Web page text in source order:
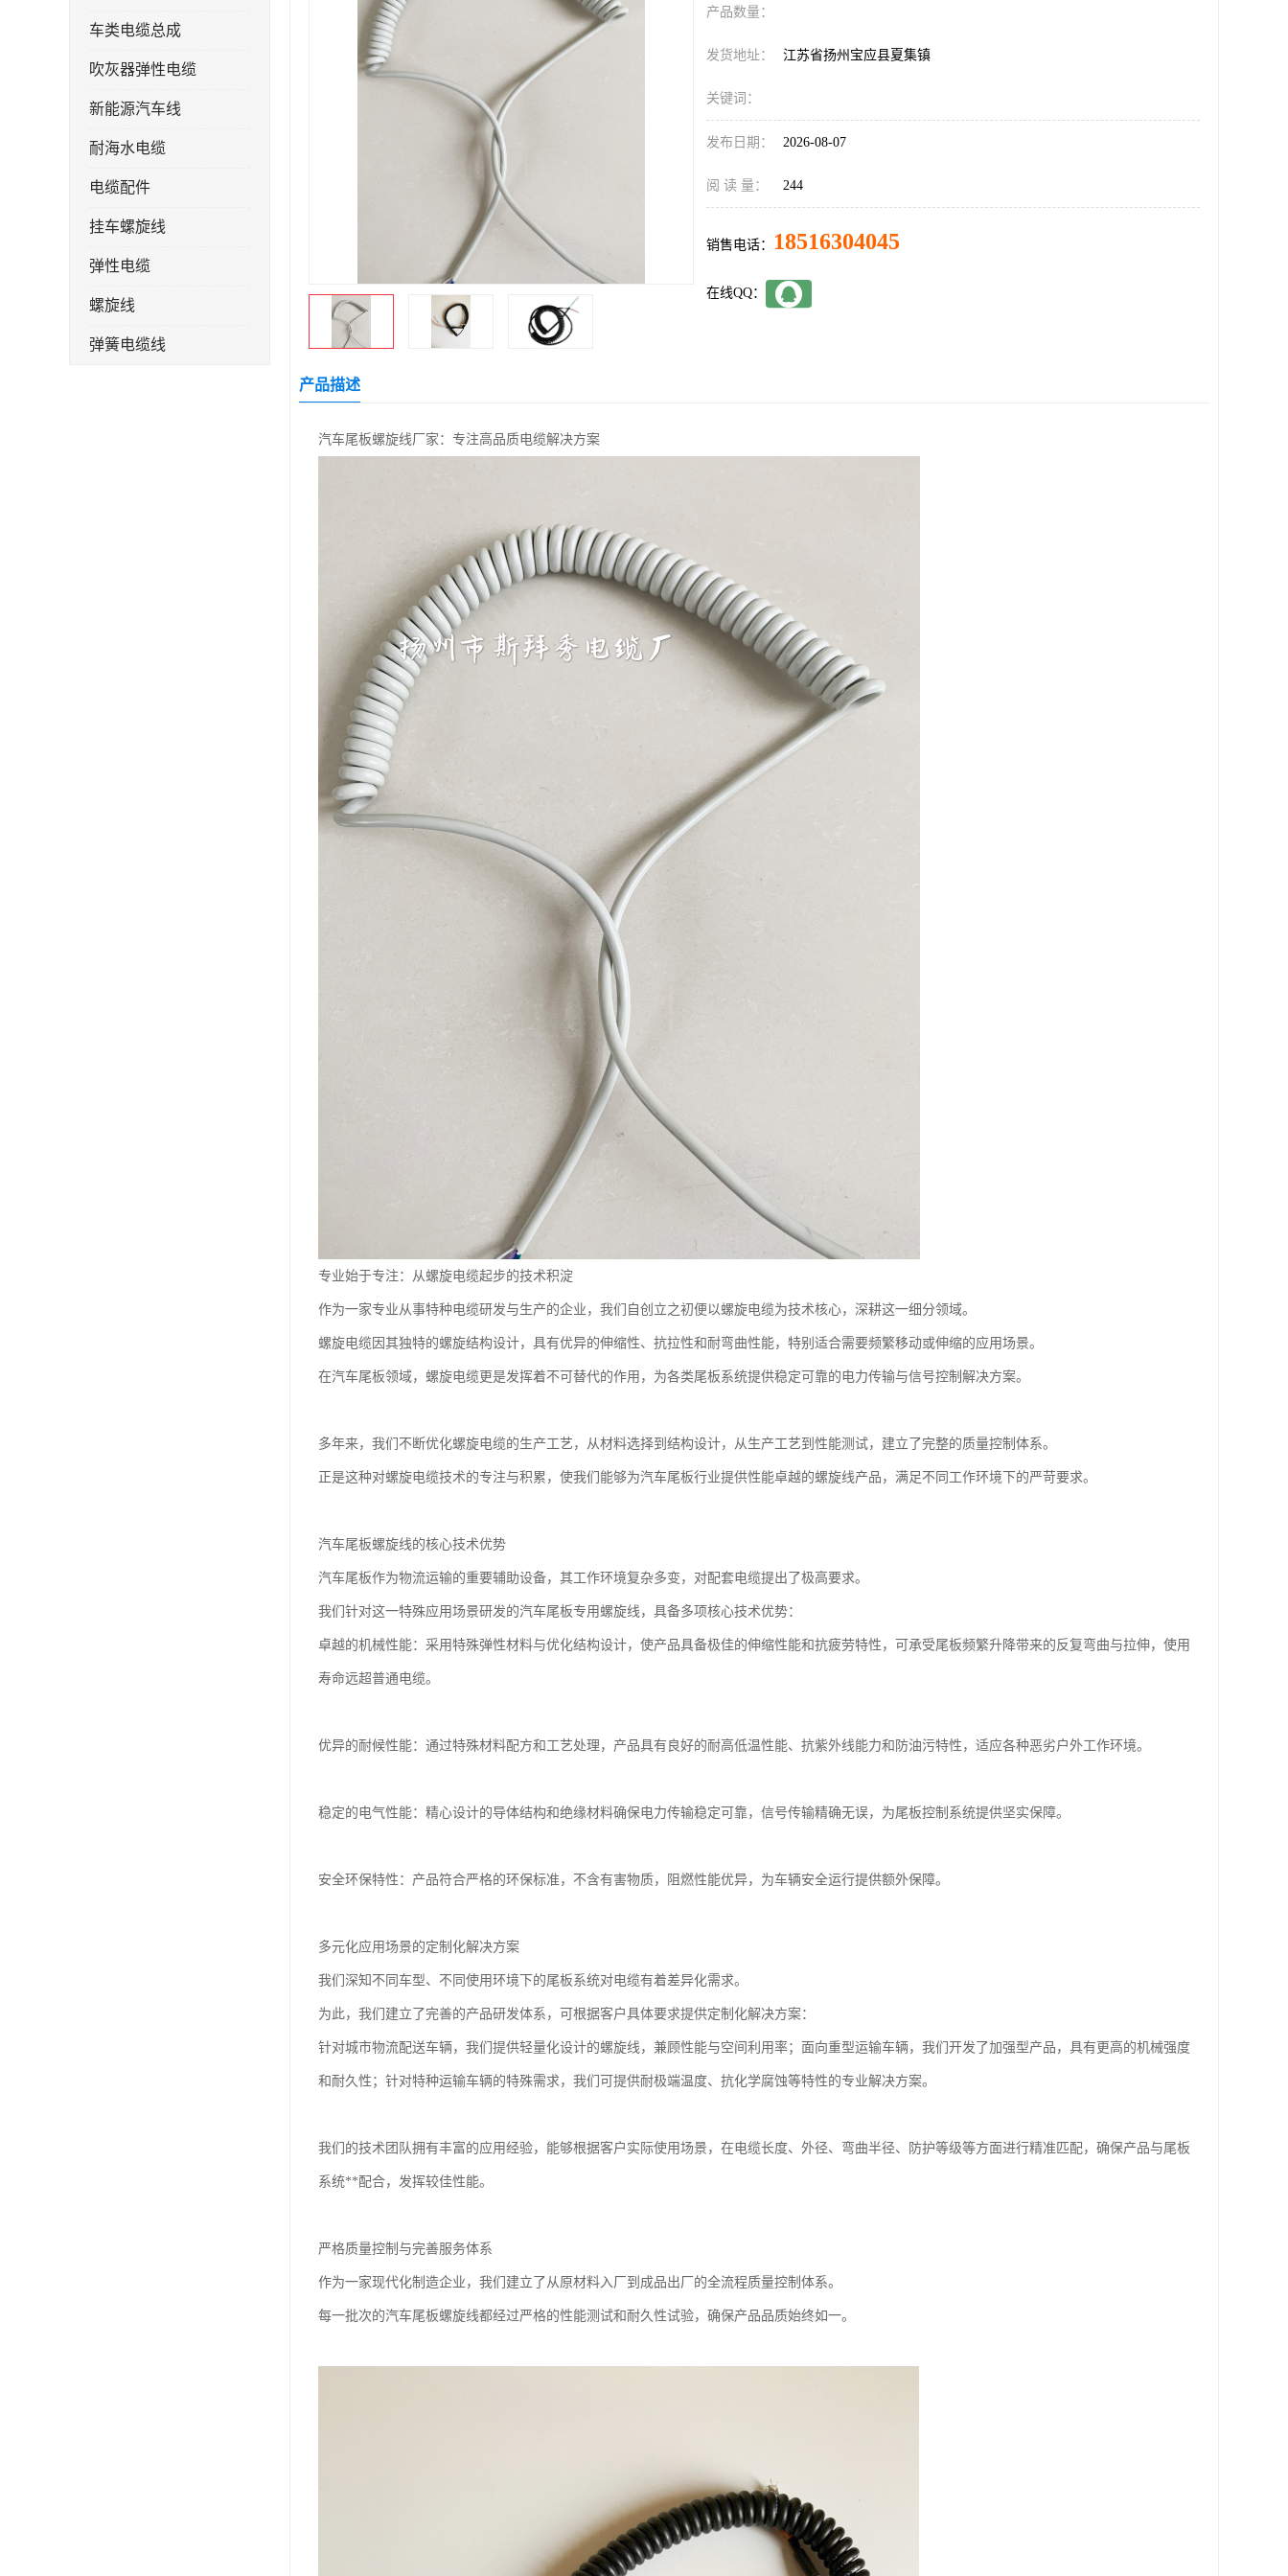
车类电缆总成
吹灰器弹性电缆
新能源汽车线
耐海水电缆
电缆配件
挂车螺旋线
弹性电缆
螺旋线
弹簧电缆线
产品数量：
发货地址： 江苏省扬州宝应县夏集镇
关键词：
发布日期： 2026-08-07
阅 读 量： 244
销售电话： 18516304045
在线QQ：
产品描述
汽车尾板螺旋线厂家：专注高品质电缆解决方案
专业始于专注：从螺旋电缆起步的技术积淀
作为一家专业从事特种电缆研发与生产的企业，我们自创立之初便以螺旋电缆为技术核心，深耕这一细分领域。
螺旋电缆因其独特的螺旋结构设计，具有优异的伸缩性、抗拉性和耐弯曲性能，特别适合需要频繁移动或伸缩的应用场景。
在汽车尾板领域，螺旋电缆更是发挥着不可替代的作用，为各类尾板系统提供稳定可靠的电力传输与信号控制解决方案。
多年来，我们不断优化螺旋电缆的生产工艺，从材料选择到结构设计，从生产工艺到性能测试，建立了完整的质量控制体系。
正是这种对螺旋电缆技术的专注与积累，使我们能够为汽车尾板行业提供性能卓越的螺旋线产品，满足不同工作环境下的严苛要求。
汽车尾板螺旋线的核心技术优势
汽车尾板作为物流运输的重要辅助设备，其工作环境复杂多变，对配套电缆提出了极高要求。
我们针对这一特殊应用场景研发的汽车尾板专用螺旋线，具备多项核心技术优势：
卓越的机械性能：采用特殊弹性材料与优化结构设计，使产品具备极佳的伸缩性能和抗疲劳特性，可承受尾板频繁升降带来的反复弯曲与拉伸，使用
寿命远超普通电缆。
优异的耐候性能：通过特殊材料配方和工艺处理，产品具有良好的耐高低温性能、抗紫外线能力和防油污特性，适应各种恶劣户外工作环境。
稳定的电气性能：精心设计的导体结构和绝缘材料确保电力传输稳定可靠，信号传输精确无误，为尾板控制系统提供坚实保障。
安全环保特性：产品符合严格的环保标准，不含有害物质，阻燃性能优异，为车辆安全运行提供额外保障。
多元化应用场景的定制化解决方案
我们深知不同车型、不同使用环境下的尾板系统对电缆有着差异化需求。
为此，我们建立了完善的产品研发体系，可根据客户具体要求提供定制化解决方案：
针对城市物流配送车辆，我们提供轻量化设计的螺旋线，兼顾性能与空间利用率；面向重型运输车辆，我们开发了加强型产品，具有更高的机械强度
和耐久性；针对特种运输车辆的特殊需求，我们可提供耐极端温度、抗化学腐蚀等特性的专业解决方案。
我们的技术团队拥有丰富的应用经验，能够根据客户实际使用场景，在电缆长度、外径、弯曲半径、防护等级等方面进行精准匹配，确保产品与尾板
系统**配合，发挥较佳性能。
严格质量控制与完善服务体系
作为一家现代化制造企业，我们建立了从原材料入厂到成品出厂的全流程质量控制体系。
每一批次的汽车尾板螺旋线都经过严格的性能测试和耐久性试验，确保产品品质始终如一。